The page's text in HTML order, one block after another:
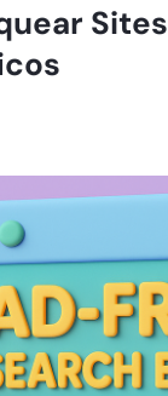
Sites